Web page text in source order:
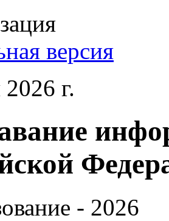
версия
г.
- 2026